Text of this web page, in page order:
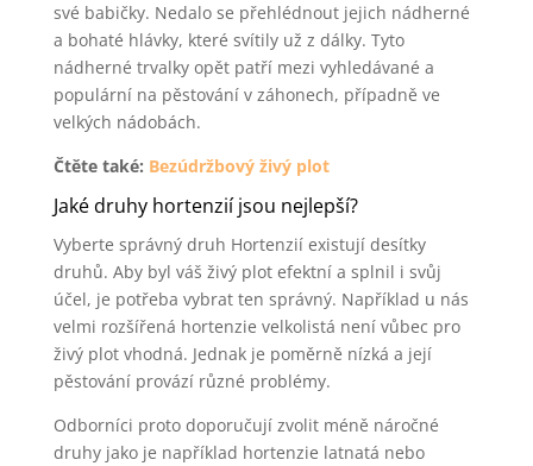
své babičky. Nedalo se přehlédnout jejich nádherné
a bohaté hlávky, které svítily už z dálky. Tyto
nádherné trvalky opět patří mezi vyhledávané a
populární na pěstování v záhonech, případně ve
velkých nádobách.
Čtěte také: Bezúdržbový živý plot
Jaké druhy hortenzií jsou nejlepší?
Vyberte správný druh Hortenzií existují desítky
druhů. Aby byl váš živý plot efektní a splnil i svůj
účel, je potřeba vybrat ten správný. Například u nás
velmi rozšířená hortenzie velkolistá není vůbec pro
živý plot vhodná. Jednak je poměrně nízká a její
pěstování provází různé problémy.
Odborníci proto doporučují zvolit méně náročné
druhy jako je například hortenzie latnatá nebo